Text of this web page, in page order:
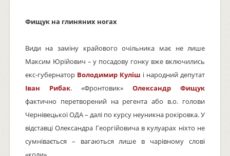
Фищук на глиняних ногах
Види на заміну крайового очільника має не лише
Максим Юрійович – у посадову гонку вже включились
екс-губернатор Володимир Куліш і народний депутат
Іван Рибак. «Фронтовик»Олександр Фищук
фактично перетворений на регента або в.о. голови
Чернівецької ОДА – далі по курсу неуникна рокіровка. У
відставці Олександра Георгійовича в кулуарах ніхто не
сумнівається – вагаються лише в чарівному слові